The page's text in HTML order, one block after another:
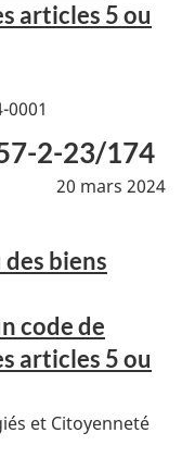
articles 5 ou
0001
2-23/174
20 mars 2024
des biens
code de
articles 5 ou
et Citoyenneté